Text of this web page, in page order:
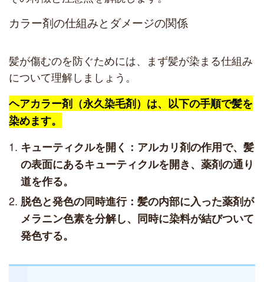
カラー剤の仕組みとダメージの関係
髪が傷むのを防ぐためには、まず髪が染まる仕組み
について理解しましょう。
ヘアカラー剤（永久染毛剤）は、以下の手順で髪を
染めます。
キューティクルを開く：アルカリ剤の作用で、髪
の表面にあるキューティクルを開き、薬剤の通り
道を作る。
脱色と発色の同時進行：髪の内部に入った薬剤が
メラニン色素を分解し、同時に染料が結びついて
発色する。